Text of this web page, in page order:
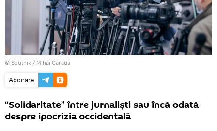
© Sputnik / Mihai Caraus
Abonare
“Solidaritate” între jurnaliști sau încă odată
despre ipocrizia occidentală